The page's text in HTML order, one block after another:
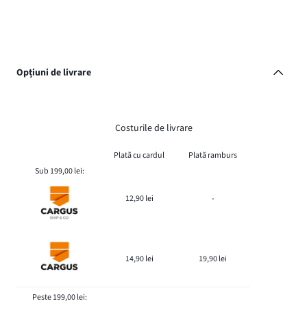
Opțiuni de livrare
Costurile de livrare
Plată cu cardul
Plată ramburs
Sub 199,00 lei:
12,90 lei -
14,90 lei 19,90 lei
Peste 199,00 lei: